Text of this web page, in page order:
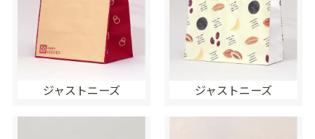
ジャストニーズ ジャストニーズ